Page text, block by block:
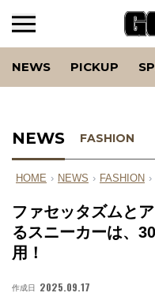
NEWS PICKUP
NEWS FASHION
HOME › NEWS › FASHION ›
ファセッタズムと
るスニーカーは、
用！
作成日 2025.09.17